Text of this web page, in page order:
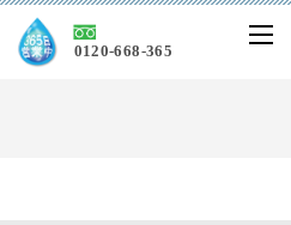
0120-668-365